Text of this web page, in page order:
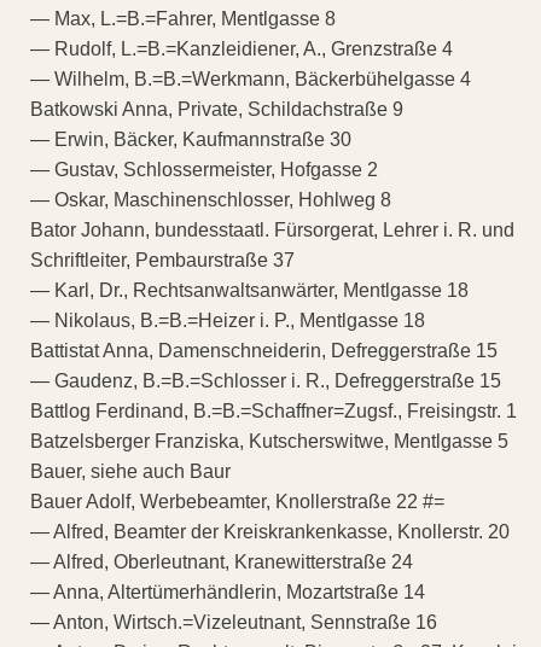
— Max, L.=B.=Fahrer, Mentlgasse 8
— Rudolf, L.=B.=Kanzleidiener, A., Grenzstraße 4
— Wilhelm, B.=B.=Werkmann, Bäckerbühelgasse 4
Batkowski Anna, Private, Schildachstraße 9
— Erwin, Bäcker, Kaufmannstraße 30
— Gustav, Schlossermeister, Hofgasse 2
— Oskar, Maschinenschlosser, Hohlweg 8
Bator Johann, bundesstaatl. Fürsorgerat, Lehrer i. R. und
Schriftleiter, Pembaurstraße 37
— Karl, Dr., Rechtsanwaltsanwärter, Mentlgasse 18
— Nikolaus, B.=B.=Heizer i. P., Mentlgasse 18
Battistat Anna, Damenschneiderin, Defreggerstraße 15
— Gaudenz, B.=B.=Schlosser i. R., Defreggerstraße 15
Battlog Ferdinand, B.=B.=Schaffner=Zugsf., Freisingstr. 1
Batzelsberger Franziska, Kutscherswitwe, Mentlgasse 5
Bauer, siehe auch Baur
Bauer Adolf, Werbebeamter, Knollerstraße 22 #=
— Alfred, Beamter der Kreiskrankenkasse, Knollerstr. 20
— Alfred, Oberleutnant, Kranewitterstraße 24
— Anna, Altertümerhändlerin, Mozartstraße 14
— Anton, Wirtsch.=Vizeleutnant, Sennstraße 16